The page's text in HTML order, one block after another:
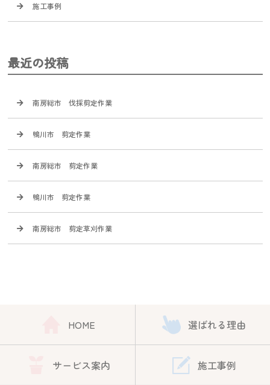
施工事例
最近の投稿
南房総市 伐採剪定作業
鴨川市 剪定作業
南房総市 剪定作業
鴨川市 剪定作業
南房総市 剪定草刈作業
HOME 選ばれる理由
サービス案内 施工事例